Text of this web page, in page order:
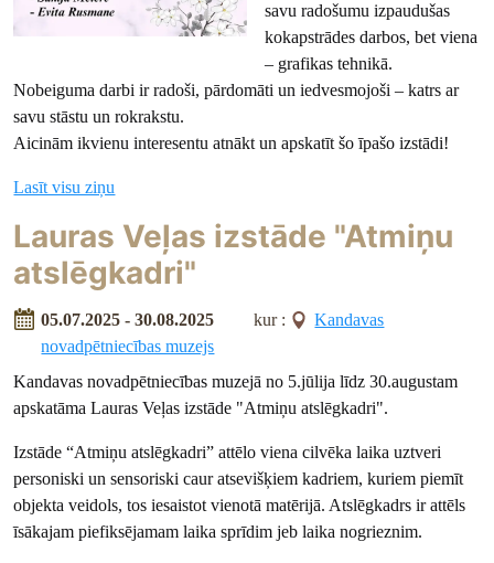
savu radošumu izpaudušas
kokapstrādes darbos, bet viena
– grafikas tehnikā.
Nobeiguma darbi ir radoši, pārdomāti un iedvesmojoši – katrs ar
savu stāstu un rokrakstu.
Aicinām ikvienu interesentu atnākt un apskatīt šo īpašo izstādi!
Lasīt visu ziņu
Lauras Veļas izstāde "Atmiņu
atslēgkadri"
05.07.2025 - 30.08.2025 kur :
Kandavas
novadpētniecības muzejs
Kandavas novadpētniecības muzejā no 5.jūlija līdz 30.augustam
apskatāma Lauras Veļas izstāde "Atmiņu atslēgkadri".
Izstāde “Atmiņu atslēgkadri” attēlo viena cilvēka laika uztveri
personiski un sensoriski caur atsevišķiem kadriem, kuriem piemīt
objekta veidols, tos iesaistot vienotā matērijā. Atslēgkadrs ir attēls
īsākajam piefiksējamam laika sprīdim jeb laika nogrieznim.